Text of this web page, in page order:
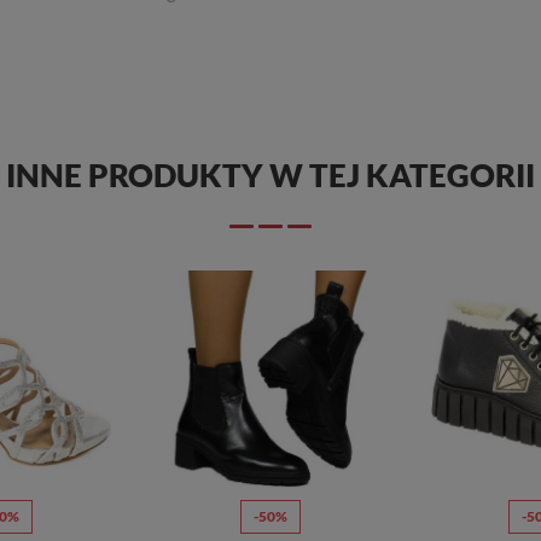
INNE PRODUKTY W TEJ KATEGORII
-50% -